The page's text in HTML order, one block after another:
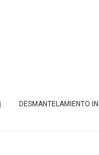
DESMANTELAMIENTO